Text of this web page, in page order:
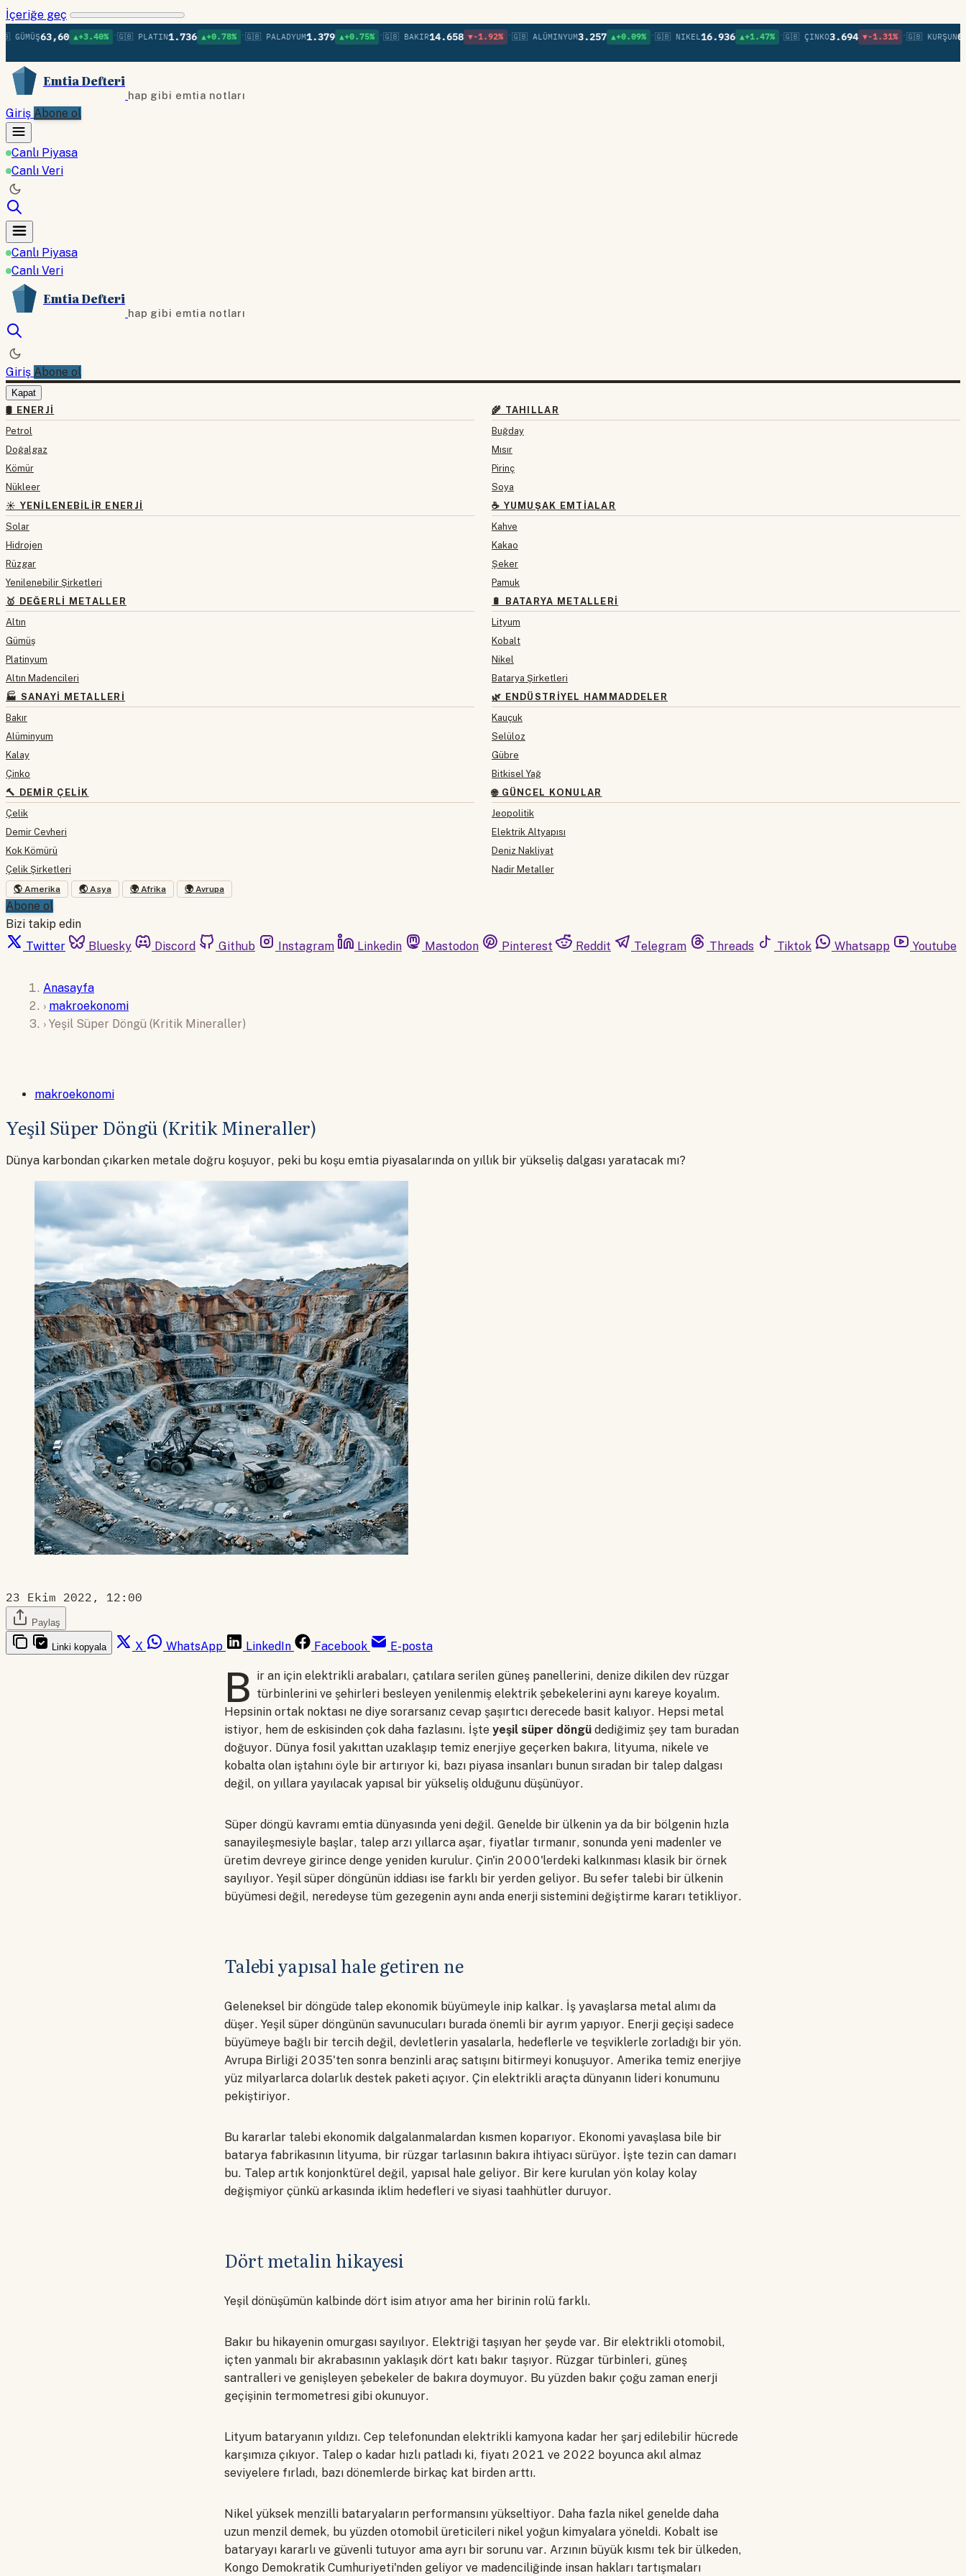
İçeriğe geç
63,60 ▲+3.40% •🇬🇧 PLATIN1.736 ▲+0.78% •🇬🇧 PALADYUM1.379 ▲+0.75% •🇬🇧 BAKIR14.658 ▼-1.92% •🇬🇧 ALÜMINYUM3.257 ▲+0.09% •🇬🇧 NIKEL16.936 ▲+1.47% •🇬🇧 ÇINKO3.694 ▼-1.31% 🇬🇧 KURŞUN0,85
Emtia Defteri
hap gibi emtia notları
Giriş Abone ol
Canlı Piyasa
Canlı Veri
Canlı Piyasa
Canlı Veri
Emtia Defteri
hap gibi emtia notları
Giriş Abone ol
Kapat
🛢 ENERJI
Petrol
Doğalgaz
Kömür
Nükleer
☀️ YENILENEBILIR ENERJI
Solar
Hidrojen
Rüzgar
Yenilenebilir Şirketleri
🥇 DEĞERLI METALLER
Altın
Gümüş
Platinyum
Altın Madencileri
🏭 SANAYI METALLERI
Bakır
Alüminyum
Kalay
Çinko
🔨 DEMIR ÇELIK
Çelik
Demir Cevheri
Kok Kömürü
Çelik Şirketleri
🌾 TAHILLAR
Buğday
Mısır
Pirinç
Soya
☕ YUMUŞAK EMTIALAR
Kahve
Kakao
Şeker
Pamuk
🔋 BATARYA METALLERI
Lityum
Kobalt
Nikel
Batarya Şirketleri
🌿 ENDÜSTRIYEL HAMMADDELER
Kauçuk
Selüloz
Gübre
Bitkisel Yağ
🌐 GÜNCEL KONULAR
Jeopolitik
Elektrik Altyapısı
Deniz Nakliyat
Nadir Metaller
🌎 Amerika 🌏 Asya 🌍 Afrika 🌍 Avrupa
Abone ol
Bizi takip edin
Twitter
Bluesky Discord Github Instagram Linkedin Mastodon Pinterest Reddit Telegram Threads Tiktok Whatsapp Youtube
Anasayfa
› makroekonomi
› Yeşil Süper Döngü (Kritik Mineraller)
makroekonomi
Yeşil Süper Döngü (Kritik Mineraller)
Dünya karbondan çıkarken metale doğru koşuyor, peki bu koşu emtia piyasalarında on yıllık bir yükseliş dalgası yaratacak mı?
23 Ekim 2022, 12:00
Paylaş
Linki kopyala X WhatsApp LinkedIn Facebook E-posta
B ir an için elektrikli arabaları, çatılara serilen güneş panellerini, denize dikilen dev rüzgar
türbinlerini ve şehirleri besleyen yenilenmiş elektrik şebekelerini aynı kareye koyalım.
Hepsinin ortak noktası ne diye sorarsanız cevap şaşırtıcı derecede basit kalıyor. Hepsi metal
istiyor, hem de eskisinden çok daha fazlasını. İşte yeşil süper döngü dediğimiz şey tam buradan
doğuyor. Dünya fosil yakıttan uzaklaşıp temiz enerjiye geçerken bakıra, lityuma, nikele ve
kobalta olan iştahını öyle bir artırıyor ki, bazı piyasa insanları bunun sıradan bir talep dalgası
değil, on yıllara yayılacak yapısal bir yükseliş olduğunu düşünüyor.
Süper döngü kavramı emtia dünyasında yeni değil. Genelde bir ülkenin ya da bir bölgenin hızla
sanayileşmesiyle başlar, talep arzı yıllarca aşar, fiyatlar tırmanır, sonunda yeni madenler ve
üretim devreye girince denge yeniden kurulur. Çin'in 2000'lerdeki kalkınması klasik bir örnek
sayılıyor. Yeşil süper döngünün iddiası ise farklı bir yerden geliyor. Bu sefer talebi bir ülkenin
büyümesi değil, neredeyse tüm gezegenin aynı anda enerji sistemini değiştirme kararı tetikliyor.
Talebi yapısal hale getiren ne
Geleneksel bir döngüde talep ekonomik büyümeyle inip kalkar. İş yavaşlarsa metal alımı da
düşer. Yeşil süper döngünün savunucuları burada önemli bir ayrım yapıyor. Enerji geçişi sadece
büyümeye bağlı bir tercih değil, devletlerin yasalarla, hedeflerle ve teşviklerle zorladığı bir yön.
Avrupa Birliği 2035'ten sonra benzinli araç satışını bitirmeyi konuşuyor. Amerika temiz enerjiye
yüz milyarlarca dolarlık destek paketi açıyor. Çin elektrikli araçta dünyanın lideri konumunu
pekiştiriyor.
Bu kararlar talebi ekonomik dalgalanmalardan kısmen koparıyor. Ekonomi yavaşlasa bile bir
batarya fabrikasının lityuma, bir rüzgar tarlasının bakıra ihtiyacı sürüyor. İşte tezin can damarı
bu. Talep artık konjonktürel değil, yapısal hale geliyor. Bir kere kurulan yön kolay kolay
değişmiyor çünkü arkasında iklim hedefleri ve siyasi taahhütler duruyor.
Dört metalin hikayesi
Yeşil dönüşümün kalbinde dört isim atıyor ama her birinin rolü farklı.
Bakır bu hikayenin omurgası sayılıyor. Elektriği taşıyan her şeyde var. Bir elektrikli otomobil,
içten yanmalı bir akrabasının yaklaşık dört katı bakır taşıyor. Rüzgar türbinleri, güneş
santralleri ve genişleyen şebekeler de bakıra doymuyor. Bu yüzden bakır çoğu zaman enerji
geçişinin termometresi gibi okunuyor.
Lityum bataryanın yıldızı. Cep telefonundan elektrikli kamyona kadar her şarj edilebilir hücrede
karşımıza çıkıyor. Talep o kadar hızlı patladı ki, fiyatı 2021 ve 2022 boyunca akıl almaz
seviyelere fırladı, bazı dönemlerde birkaç kat birden arttı.
Nikel yüksek menzilli bataryaların performansını yükseltiyor. Daha fazla nikel genelde daha
uzun menzil demek, bu yüzden otomobil üreticileri nikel yoğun kimyalara yöneldi. Kobalt ise
bataryayı kararlı ve güvenli tutuyor ama ayrı bir sorunu var. Arzının büyük kısmı tek bir ülkeden,
Kongo Demokratik Cumhuriyeti'nden geliyor ve madenciliğinde insan hakları tartışmaları